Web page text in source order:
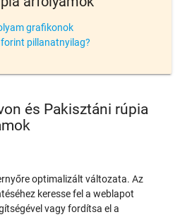
grafikonok
pillanatnyilag?
és Pakisztáni rúpia
optimalizált változata. Az
keresse fel a weblapot
vagy fordítsa el a